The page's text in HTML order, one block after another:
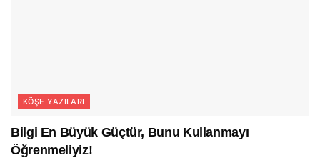
KÖŞE YAZILARI
Bilgi En Büyük Güçtür, Bunu Kullanmayı
Öğrenmeliyiz!